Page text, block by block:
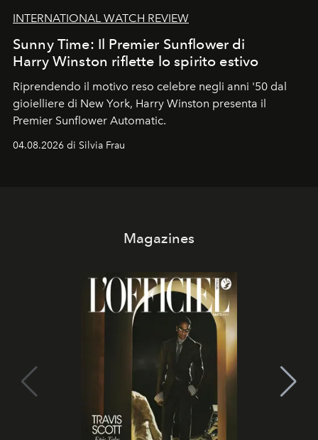
INTERNATIONAL WATCH REVIEW
Sunny Time: Il Premier Sunflower di
Harry Winston riflette lo spirito estivo
Riprendendo il motivo reso celebre negli anni '50 dal
gioielliere di New York, Harry Winston presenta il
Premier Sunflower Automatic.
04.08.2026 di Silvia Frau
Magazines